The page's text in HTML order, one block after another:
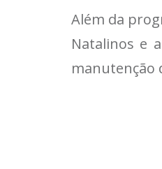
Além da
Natalinos e
manutenção